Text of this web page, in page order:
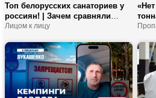
Топ белорусских санаториев у
россиян! | Зачем сравняли
цены для белорусов? | Про
Друскининкае
Лицом к лицу